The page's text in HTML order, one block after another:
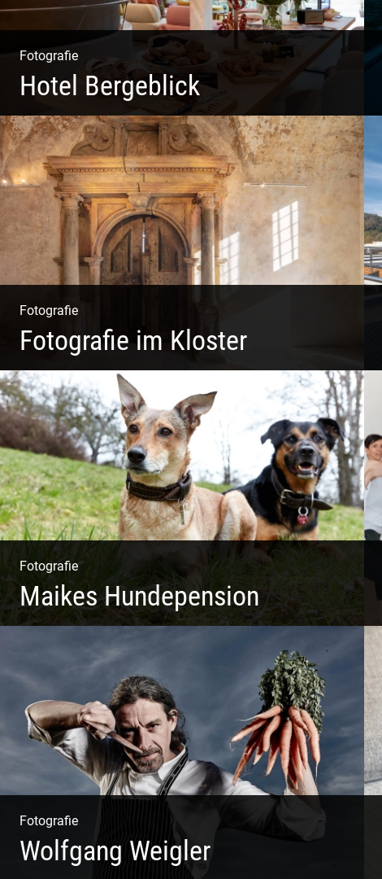
Fotografie
Hotel Bergeblick
Zweites Shooting für das Designhotel in Bad Tölz
Fotografie
Fotografie im Kloster
Leben im Kloster. Nur anders. Feinste
Architektur(Fotografie)
Fotografie
Maikes Hundepension
Tierisch lebendiges Shooting
Fotografie
Wolfgang Weigler